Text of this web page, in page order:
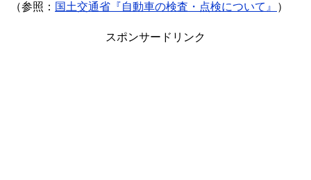
（参照： 国土交通省『自動車の検査・点検について』 ）
スポンサードリンク